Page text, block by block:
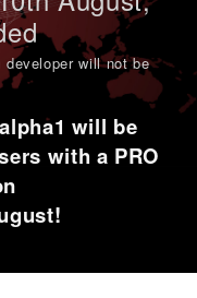
will not be
will be
with a PRO